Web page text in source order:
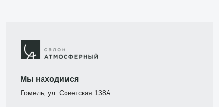
Мы находимся
Гомель, ул. Советская 138А